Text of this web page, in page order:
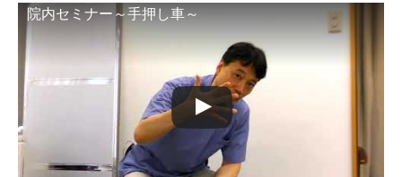
院内セミナー～手押し車～